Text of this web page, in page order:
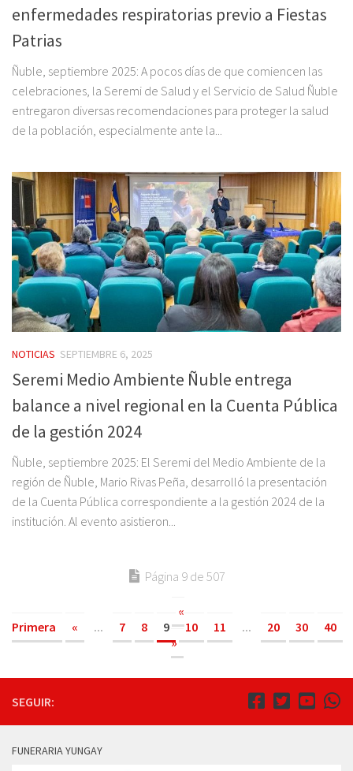
enfermedades respiratorias previo a Fiestas
Patrias
Ñuble, septiembre 2025: A pocos días de que comiencen las
celebraciones, la Seremi de Salud y el Servicio de Salud Ñuble
entregaron diversas recomendaciones para proteger la salud
de la población, especialmente ante la...
NOTICIAS SEPTIEMBRE 6, 2025
Seremi Medio Ambiente Ñuble entrega
balance a nivel regional en la Cuenta Pública
de la gestión 2024
Ñuble, septiembre 2025: El Seremi del Medio Ambiente de la
región de Ñuble, Mario Rivas Peña, desarrolló la presentación
de la Cuenta Pública correspondiente a la gestión 2024 de la
institución. Al evento asistieron...
Página 9 de 507
«
Primera
« ... 7 8 9 10 11 ... 20 30 40
»
SEGUIR:
FUNERARIA YUNGAY